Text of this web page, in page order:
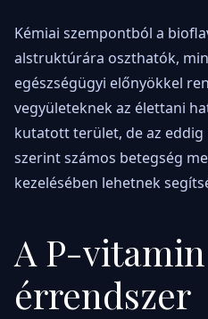
Kémiai szempontból a
alstruktúrára oszthatók,
egészségügyi előnyökkel
vegyületeknek az élettani
kutatott terület, de az
szerint számos betegség
kezelésében lehetnek
A P-
érrendszer